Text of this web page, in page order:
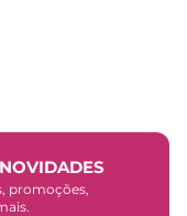
promoções,